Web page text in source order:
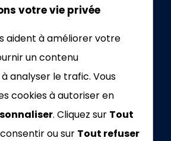
votre vie privée
aident à améliorer votre
un contenu
analyser le trafic. Vous
cookies à autoriser en
. Cliquez sur Tout
ou sur Tout refuser